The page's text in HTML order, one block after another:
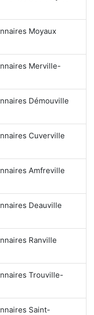
Moyaux
Merville-
Démouville
Cuverville
Amfreville
Deauville
Ranville
Trouville-
Saint-